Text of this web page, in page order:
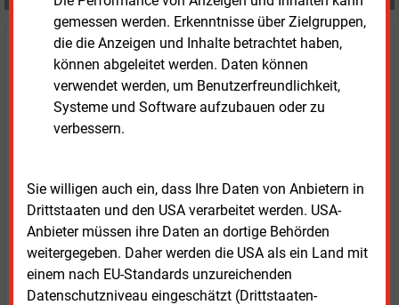
gemessen werden. Erkenntnisse über Zielgruppen,
die die Anzeigen und Inhalte betrachtet haben,
können abgeleitet werden. Daten können
verwendet werden, um Benutzerfreundlichkeit,
Systeme und Software aufzubauen oder zu
verbessern.
Sie willigen auch ein, dass Ihre Daten von Anbietern in
Drittstaaten und den USA verarbeitet werden. USA-
Anbieter müssen ihre Daten an dortige Behörden
weitergegeben. Daher werden die USA als ein Land mit
einem nach EU-Standards unzureichenden
Datenschutzniveau eingeschätzt (Drittstaaten-
Haben Sie Interesse an Content oder
Mehrfachzugängen für Ihr Unternehmen?
Sprechen Sie uns an, wenn Sie Fragen zur Nutzung von
Das E&M-Vertriebsteam freut sich unter Tel. 08152 / 93
11-77 oder unter vertrieb@energie-und-management.de
über Ihre Anfrage.
WEITERE INFORMATIONEN